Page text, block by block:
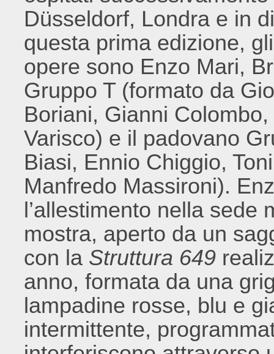
Düsseldorf, Londra e in
questa prima edizione,
opere sono Enzo Mari,
Gruppo T (formato da
Boriani, Gianni
Varisco) e il padovano
Biasi, Ennio Chiggio,
Manfredo Massironi).
l’allestimento nella sede
mostra, aperto da un
con la Struttura 649
anno, formata da una
lampadine rosse, blu e
intermittente,